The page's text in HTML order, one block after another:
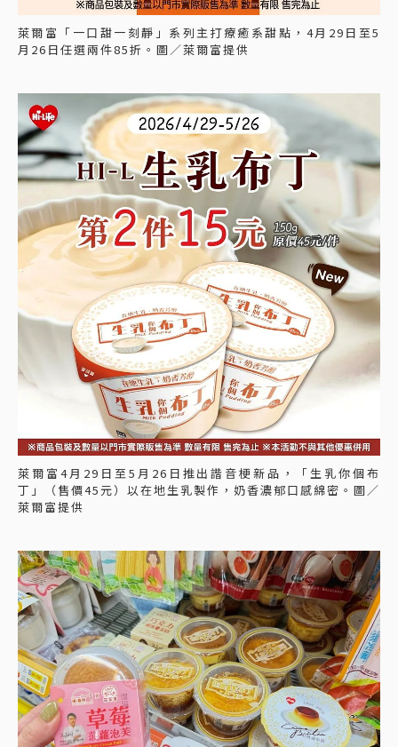
萊爾富「一口甜一刻靜」系列主打療癒系甜點，4月29日至5
月26日任選兩件85折。圖／萊爾富提供
萊爾富4月29日至5月26日推出諧音梗新品，「生乳你個布
丁」（售價45元）以在地生乳製作，奶香濃郁口感綿密。圖／
萊爾富提供